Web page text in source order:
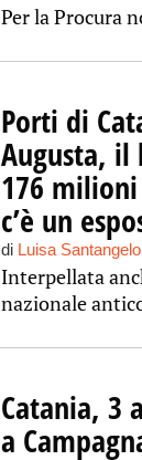
Per la Procura
Porti di
Augusta, il
176
c’è un
di Luisa Santangelo
Interpellata
nazionale
Catania, 3
a